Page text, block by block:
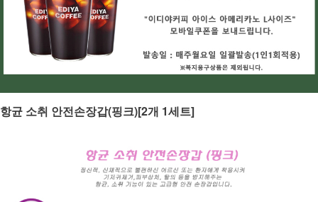
항균 소취 안전손장갑(핑크)[2개 1세트]